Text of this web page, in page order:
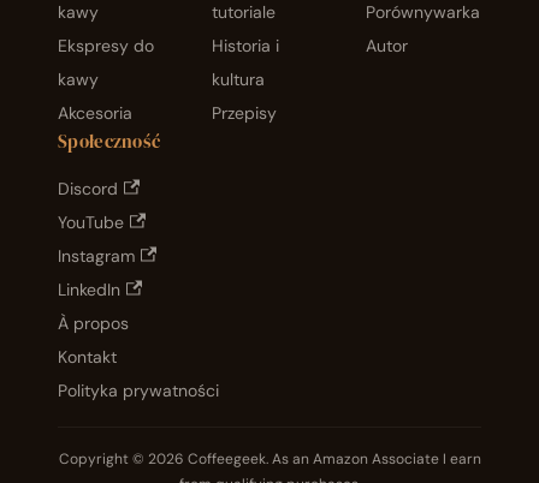
kawy
Ekspresy do
kawy
Akcesoria
tutoriale
Historia i
kultura
Przepisy
Porównywarka
Autor
Społeczność
Discord
YouTube
Instagram
LinkedIn
À propos
Kontakt
Polityka prywatności
Copyright © 2026 Coffeegeek. As an Amazon Associate I earn